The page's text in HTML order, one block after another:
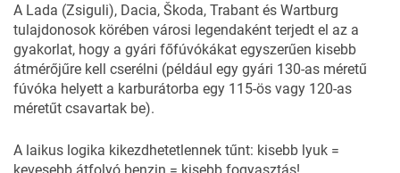
A Lada (Zsiguli), Dacia, Škoda, Trabant és Wartburg
tulajdonosok körében városi legendaként terjedt el az a
gyakorlat, hogy a gyári főfúvókákat egyszerűen kisebb
átmérőjűre kell cserélni (például egy gyári 130-as méretű
fúvóka helyett a karburátorba egy 115-ös vagy 120-as
méretűt csavartak be).
A laikus logika kikezdhetetlennek tűnt: kisebb lyuk =